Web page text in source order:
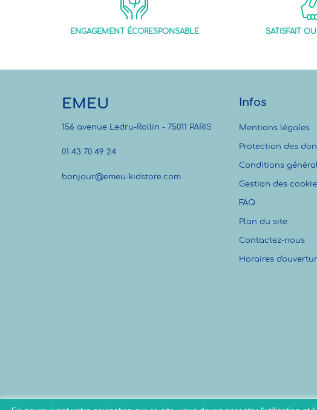
ENGAGEMENT ÉCORESPONSABLE SATISFAIT
EMEU
156 avenue Ledru-Rollin - 75011 PARIS
01 43 70 49 24
bonjour@emeu-kidstore.com
Infos
Mentions légales
Protection des
Conditions
Gestion des
FAQ
Plan du site
Contactez-nous
Horaires